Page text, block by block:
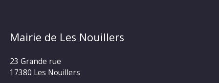
Mairie de Les Nouillers
23 Grande rue
17380 Les Nouillers